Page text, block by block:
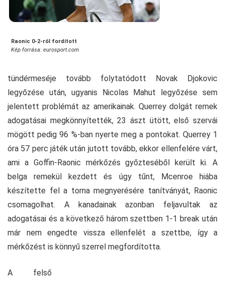
Raonic 0-2-ről fordított
Kép forrása: eurosport.com
tündérmeséje tovább folytatódott Novak Djokovic
legyőzése után, ugyanis Nicolas Mahut legyőzése sem
jelentett problémát az amerikainak. Querrey dolgát remek
adogatásai megkönnyítették, 23 ászt ütött, első szervái
mögött pedig 96 %-ban nyerte meg a pontokat. Querrey 1
óra 57 perc játék után jutott tovább, ekkor ellenfelére várt,
ami a Goffin-Raonic mérkőzés győzteséből került ki. A
belga remekül kezdett és úgy tűnt, Mcenroe hiába
készítette fel a torna megnyerésére tanítványát, Raonic
csomagolhat. A kanadainak azonban feljavultak az
adogatásai és a következő három szettben 1-1 break után
már nem engedte vissza ellenfelét a szettbe, így a
mérkőzést is könnyű szerrel megfordította.
A felső